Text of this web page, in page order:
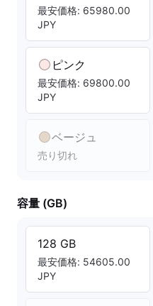
最安価格: 65980.00
JPY
ピンク
最安価格: 69800.00
JPY
ベージュ
売り切れ
容量 (GB)
128 GB
最安価格: 54605.00
JPY